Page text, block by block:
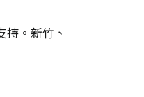
。新竹、